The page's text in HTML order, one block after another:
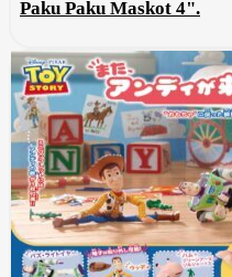
Paku Paku Maskot 4".